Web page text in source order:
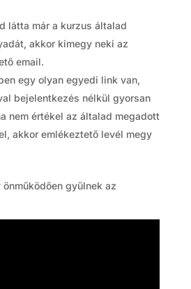
látta már a kurzus általad
akkor kimegy neki az
email.
egy olyan egyedi link van,
bejelentkezés nélkül gyorsan
nem értékel az általad megadott
akkor emlékeztető levél megy
gyűlnek az